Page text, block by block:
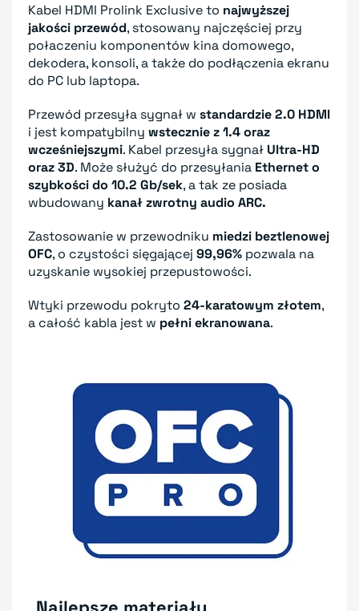
Kabel HDMI Prolink Exclusive to najwyższej
jakości przewód, stosowany najczęściej przy
połaczeniu komponentów kina domowego,
dekodera, konsoli, a także do podłączenia ekranu
do PC lub laptopa.
Przewód przesyła sygnał w standardzie 2.0 HDMI
i jest kompatybilny wstecznie z 1.4 oraz
wcześniejszymi. Kabel przesyła sygnał Ultra-HD
oraz 3D. Może służyć do przesyłania Ethernet o
szybkości do 10.2 Gb/sek, a tak ze posiada
wbudowany kanał zwrotny audio ARC.
Zastosowanie w przewodniku miedzi beztlenowej
OFC, o czystości sięgającej 99,96% pozwala na
uzyskanie wysokiej przepustowości.
Wtyki przewodu pokryto 24-karatowym złotem,
a całość kabla jest w pełni ekranowana.